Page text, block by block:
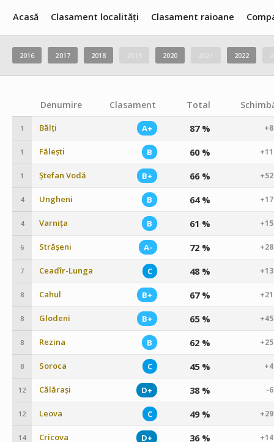
Acasă Clasament localități Clasament raioane
2016 2017 2018 2020 2022
Denumire Clasament Total
1 Bălți A+ 87 %
1 Fălești B 60 %
1 Ștefan Vodă B+ 66 %
4 Ungheni B 64 %
4 Varnița B 61 %
6 Strășeni A- 72 %
7 Ceadîr-Lunga C 48 %
8 Cahul B+ 67 %
8 Glodeni B+ 65 %
8 Rezina B 62 %
8 Soroca C 45 %
12 Călărași D+ 38 % -
12 Leova C 49 %
14 Cricova D+ 36 %